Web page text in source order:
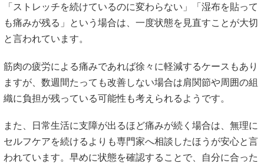
「ストレッチを続けているのに変わらない」「湿布を貼って
も痛みが残る」という場合は、一度状態を見直すことが大切
と言われています。
筋肉の疲労による痛みであれば徐々に軽減するケースもあり
ますが、数週間たっても改善しない場合は肩関節や周囲の組
織に負担が残っている可能性も考えられるようです。
また、日常生活に支障が出るほど痛みが続く場合は、無理に
セルフケアを続けるよりも専門家へ相談したほうが安心と言
われています。早めに状態を確認することで、自分に合った